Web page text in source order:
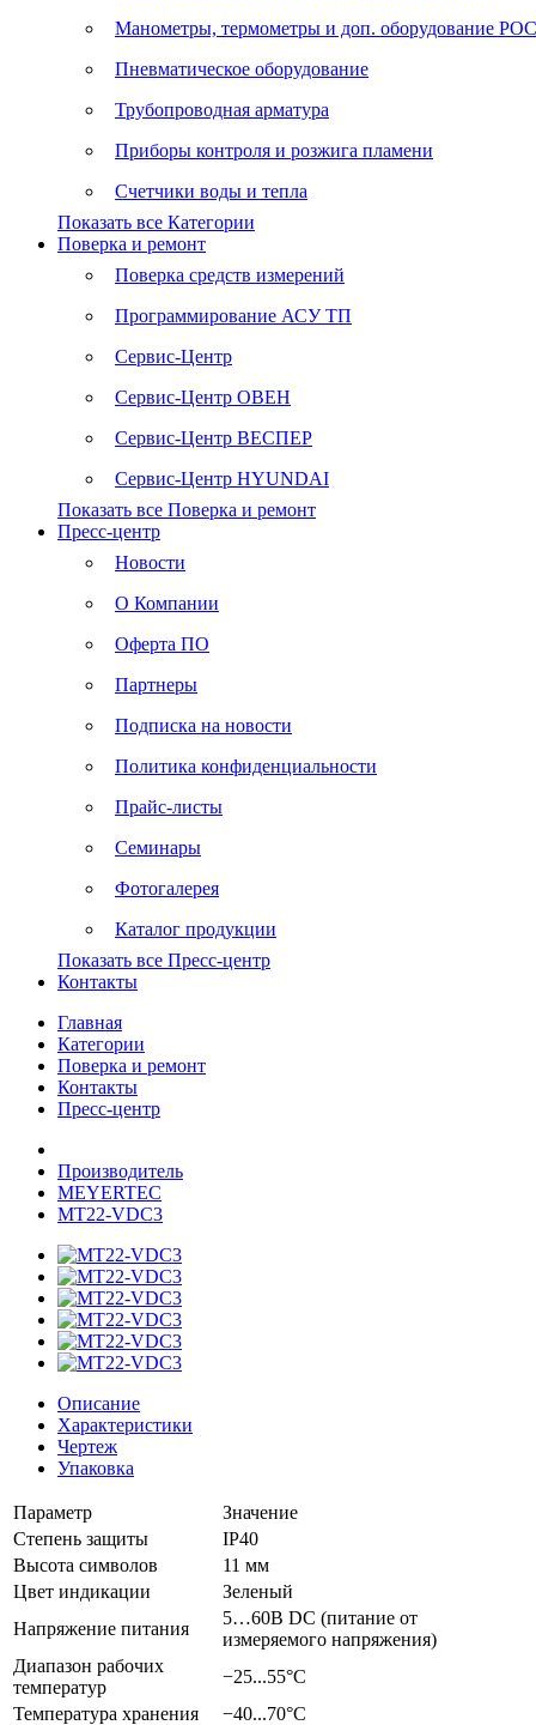
Манометры, термометры и доп. оборудование
Пневматическое оборудование
Трубопроводная арматура
Приборы контроля и розжига пламени
Счетчики воды и тепла
Показать все Категории
Поверка и ремонт
Поверка средств измерений
Программирование АСУ ТП
Сервис-Центр
Сервис-Центр ОВЕН
Сервис-Центр ВЕСПЕР
Сервис-Центр HYUNDAI
Показать все Поверка и ремонт
Пресс-центр
Новости
О Компании
Оферта ПО
Партнеры
Подписка на новости
Политика конфиденциальности
Прайс-листы
Семинары
Фотогалерея
Каталог продукции
Показать все Пресс-центр
Контакты
Главная
Категории
Поверка и ремонт
Контакты
Пресс-центр
Производитель
MEYERTEC
MT22-VDC3
Описание
Характеристики
Чертеж
Упаковка
Параметр
Значение
Степень защиты
IP40
Высота символов
11 мм
Цвет индикации
Зеленый
Напряжение питания
5…60В DC (питание от
измеряемого напряжения)
Диапазон рабочих
температур
−25...55°C
Температура хранения
−40...70°C